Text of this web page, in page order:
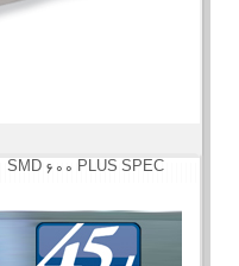
SMD 600 PLUS SPEC